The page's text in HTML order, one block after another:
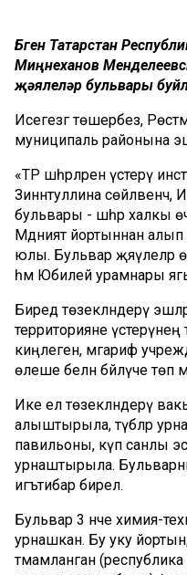
Бүген Татарстан
Миңнеханов
җәяүлеләр бульвары
Исегезгә төшерәбез,
муниципаль районына
«ТР шәһәрләрен үстерү
Зиннәтуллина
бульвары - шәһәр халкы
Мәдәният йортыннан
юлы. Бульвар җәяүлеләр
һәм Юбилей урамнары
Биредә төзекләндерү
территорияне үстерүнең
киңлеген, мәгариф
өлеше белән бәйләүче
Ике ел төзекләндерү
алыштырыла, түбәләр
павильоны, күп санлы
урнаштырыла.
игътибар бирелә.
Бульвар 3 нче химия-
урнашкан. Бу уку
тәмамланган